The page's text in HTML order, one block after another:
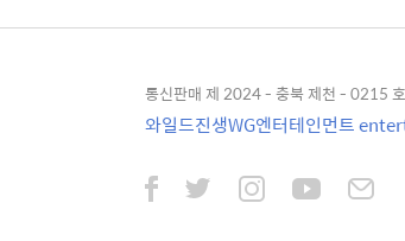
통신판매 제 2024 - 충북 제천 - 0215
와일드진생WG엔터테인먼트